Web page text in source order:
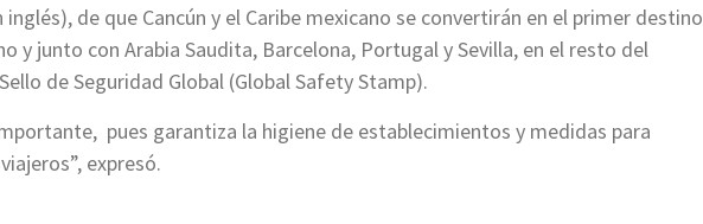
inglés), de que Cancún y el Caribe mexicano se convertirán en el primer destino
y junto con Arabia Saudita, Barcelona, Portugal y Sevilla, en el resto del
de Seguridad Global (Global Safety Stamp).
pues garantiza la higiene de establecimientos y medidas para
expresó.